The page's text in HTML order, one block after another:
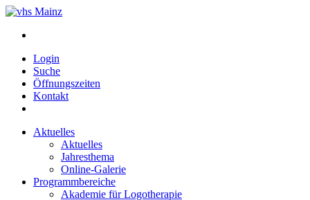
Login
Suche
Öffnungszeiten
Kontakt
Aktuelles
Aktuelles
Jahresthema
Online-Galerie
Programmbereiche
Akademie für Logotherapie